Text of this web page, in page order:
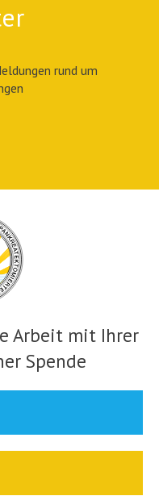
rund um
Arbeit mit Ihrer
Spende